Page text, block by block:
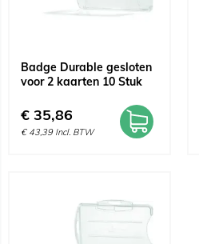
Badge Durable gesloten
voor 2 kaarten 10 Stuk
€ 35,86
€ 43,39 Incl. BTW